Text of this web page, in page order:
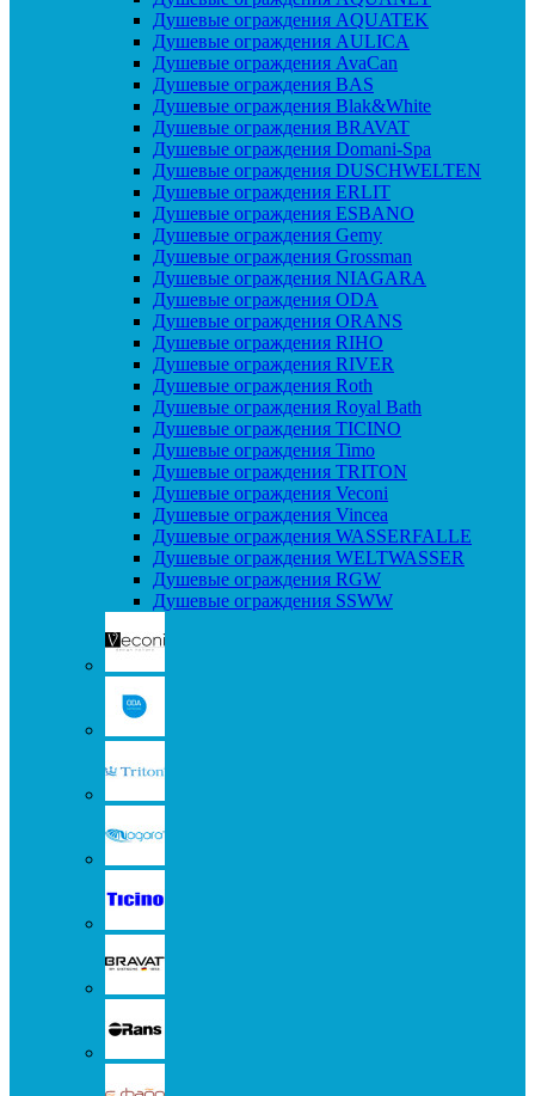
Душевые ограждения AQUATEK
Душевые ограждения AULICA
Душевые ограждения AvaCan
Душевые ограждения BAS
Душевые ограждения Blak&White
Душевые ограждения BRAVAT
Душевые ограждения Domani-Spa
Душевые ограждения DUSCHWELTEN
Душевые ограждения ERLIT
Душевые ограждения ESBANO
Душевые ограждения Gemy
Душевые ограждения Grossman
Душевые ограждения NIAGARA
Душевые ограждения ODA
Душевые ограждения ORANS
Душевые ограждения RIHO
Душевые ограждения RIVER
Душевые ограждения Roth
Душевые ограждения Royal Bath
Душевые ограждения TICINO
Душевые ограждения Timo
Душевые ограждения TRITON
Душевые ограждения Veconi
Душевые ограждения Vincea
Душевые ограждения WASSERFALLE
Душевые ограждения WELTWASSER
Душевые ограждения RGW
Душевые ограждения SSWW